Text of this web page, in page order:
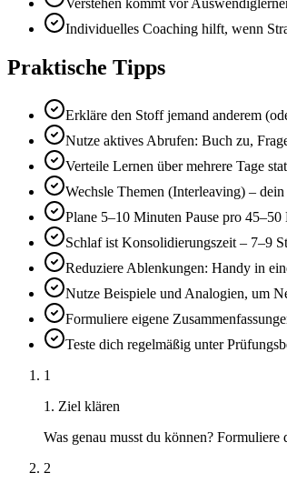
Individuelles Coaching hilft, wenn
Praktische Tipps
Erkläre den Stoff jemand anderem
Nutze aktives Abrufen: Buch zu,
Verteile Lernen über mehrere Tage
Wechsle Themen (Interleaving) –
Plane 5–10 Minuten Pause pro
Schlaf ist Konsolidierungszeit – 7–9
Reduziere Ablenkungen: Handy in
Nutze Beispiele und Analogien, um
Formuliere eigene
Teste dich regelmäßig unter
1
1. Ziel klären
Was genau musst du können?
2